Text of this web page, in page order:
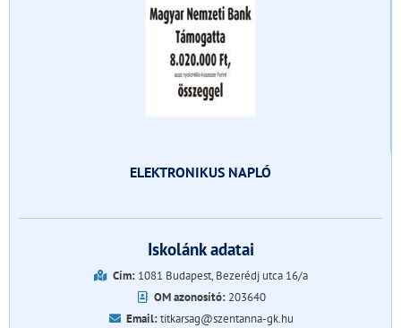
ELEKTRONIKUS NAPLÓ
Iskolánk adatai
Cím:1081 Budapest, Bezerédj utca 16/a
OM azonosító: 203640
Email:titkarsag@szentanna-gk.hu